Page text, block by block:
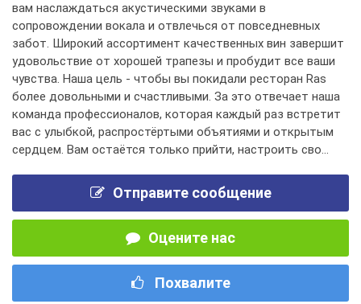
вам наслаждаться акустическими звуками в
сопровождении вокала и отвлечься от повседневных
забот. Широкий ассортимент качественных вин завершит
удовольствие от хорошей трапезы и пробудит все ваши
чувства. Наша цель - чтобы вы покидали ресторан Ras
более довольными и счастливыми. За это отвечает наша
команда профессионалов, которая каждый раз встретит
вас с улыбкой, распростёртыми объятиями и открытым
сердцем. Вам остаётся только прийти, настроить сво...
Отправите сообщение
Оцените нас
Похвалите